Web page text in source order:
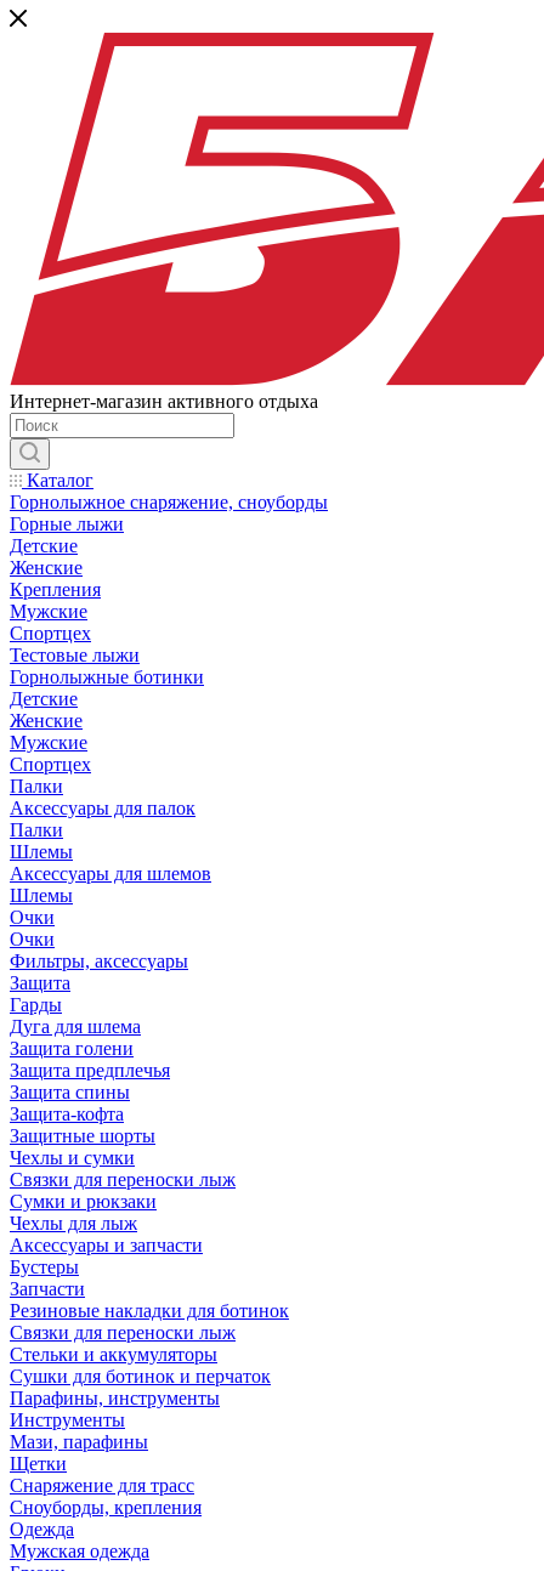
Интернет-магазин активного отдыха
Каталог
Горнолыжное снаряжение, сноуборды
Горные лыжи
Детские
Женские
Крепления
Мужские
Спортцех
Тестовые лыжи
Горнолыжные ботинки
Детские
Женские
Мужские
Спортцех
Палки
Аксессуары для палок
Палки
Шлемы
Аксессуары для шлемов
Шлемы
Очки
Очки
Фильтры, аксессуары
Защита
Гарды
Дуга для шлема
Защита голени
Защита предплечья
Защита спины
Защита-кофта
Защитные шорты
Чехлы и сумки
Связки для переноски лыж
Сумки и рюкзаки
Чехлы для лыж
Аксессуары и запчасти
Бустеры
Запчасти
Резиновые накладки для ботинок
Связки для переноски лыж
Стельки и аккумуляторы
Сушки для ботинок и перчаток
Парафины, инструменты
Инструменты
Мази, парафины
Щетки
Снаряжение для трасс
Сноуборды, крепления
Одежда
Мужская одежда